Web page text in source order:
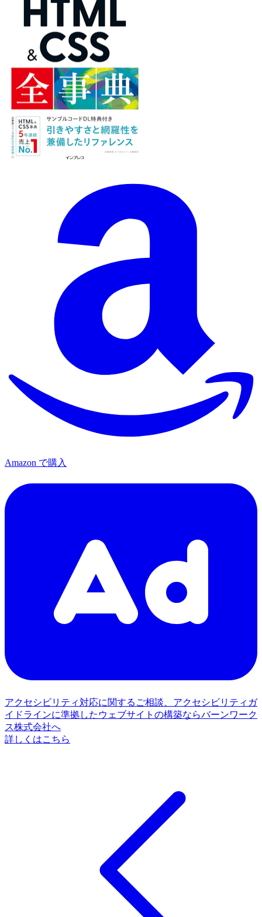
Amazon で購入
アクセシビリティ対応に関するご相談、アクセシビリティガ
イドラインに準拠したウェブサイトの構築ならバーンワーク
ス株式会社へ
詳しくはこちら